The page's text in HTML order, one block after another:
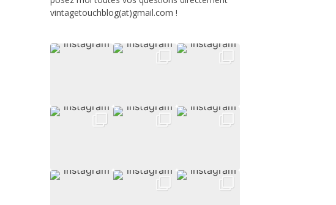
vintagetouchblog(at)gmail.com !